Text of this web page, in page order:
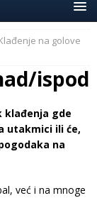
na golove
ispod
klađenja gde
utakmici ili će,
na
već i na mnoge